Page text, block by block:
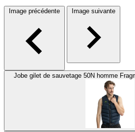
Image précédente Image suivante